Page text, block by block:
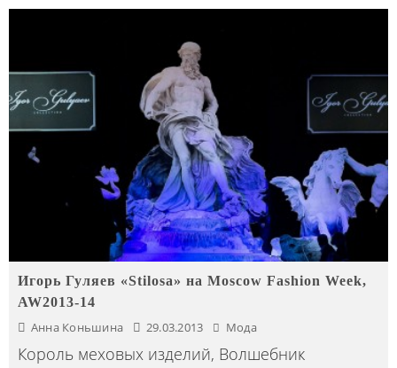
Игорь Гуляев «Stilosa» на Moscow Fashion Week,
AW2013-14
Анна Коньшина 29.03.2013 Мода
Король меховых изделий, Волшебник